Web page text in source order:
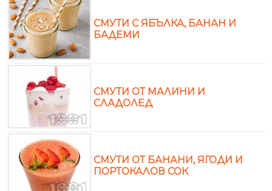
СМУТИ С ЯБЪЛКА, БАНАН И
БАДЕМИ
СМУТИ ОТ МАЛИНИ И
СЛАДОЛЕД
СМУТИ ОТ БАНАНИ, ЯГОДИ И
ПОРТОКАЛОВ СОК